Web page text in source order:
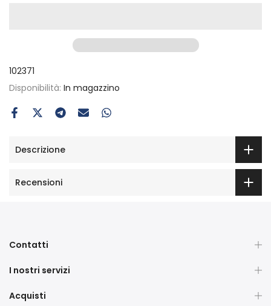
102371
Disponibilità: In magazzino
Descrizione
Recensioni
Contatti
I nostri servizi
Acquisti